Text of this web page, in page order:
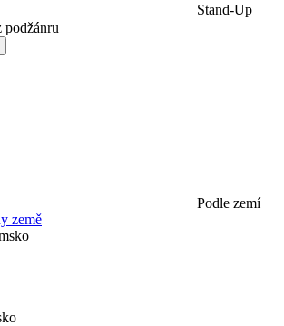
Stand-Up
podžánru
Podle zemí
země